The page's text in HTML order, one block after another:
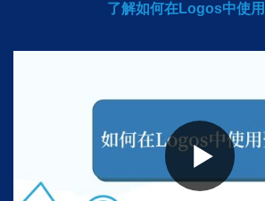
了解如何在Logos中使